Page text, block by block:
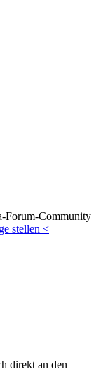
Forum-Community
stellen <
direkt an den